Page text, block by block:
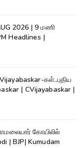
2026 | 9 மணி
Headlines |
கள்..புதிய
| CVijayabaskar |
கோயிலில்
Kumudam